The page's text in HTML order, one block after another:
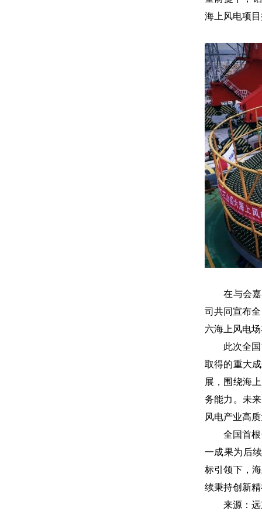
海上风电项
在与会嘉宾
司共同宣布
六海上风电
此次全国首
取得的重大
展，围绕海
务能力。未
风电产业高
全国首根
一成果为后
标引领下，
续秉持创新
来源：远